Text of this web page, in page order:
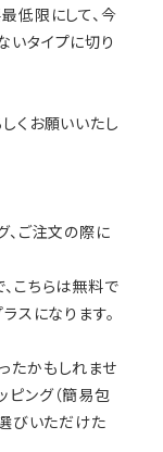
低限にして、今
いタイプに切り
くお願いいたし
、ご注文の際に
こちらは無料で
スになります。
たかもしれませ
ピング（簡易包
選びいただけた